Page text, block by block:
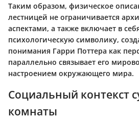
Таким образом, физическое
лестницей не ограничивается
аспектами, а также включает в
психологическую символику,
понимания Гарри Поттера как
параллельно связывает его
настроением окружающего мира.
Социальный контекст
комнаты